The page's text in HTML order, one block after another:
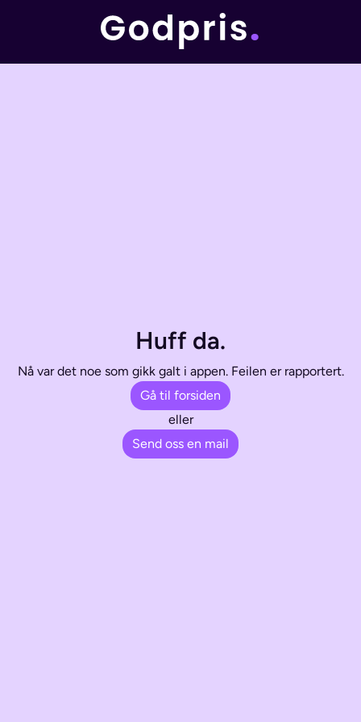
Huff da.
Nå var det noe som gikk galt i appen. Feilen er rapportert.
Gå til forsiden
eller
Send oss en mail